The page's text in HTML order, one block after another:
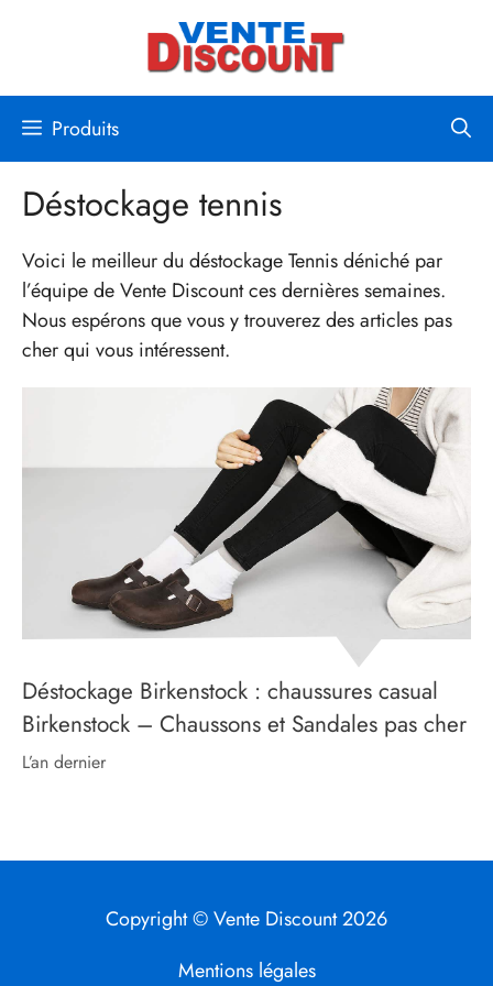
Produits
Déstockage tennis
Voici le meilleur du déstockage Tennis déniché par
l’équipe de Vente Discount ces dernières semaines.
Nous espérons que vous y trouverez des articles pas
cher qui vous intéressent.
Déstockage Birkenstock : chaussures casual
Birkenstock – Chaussons et Sandales pas cher
l’an dernier
Copyright © Vente Discount 2026
Mentions légales